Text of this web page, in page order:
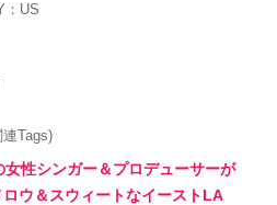
US
連Tags)
性シンガー＆プロデューサーが
ウ＆スウィートなイーストLA